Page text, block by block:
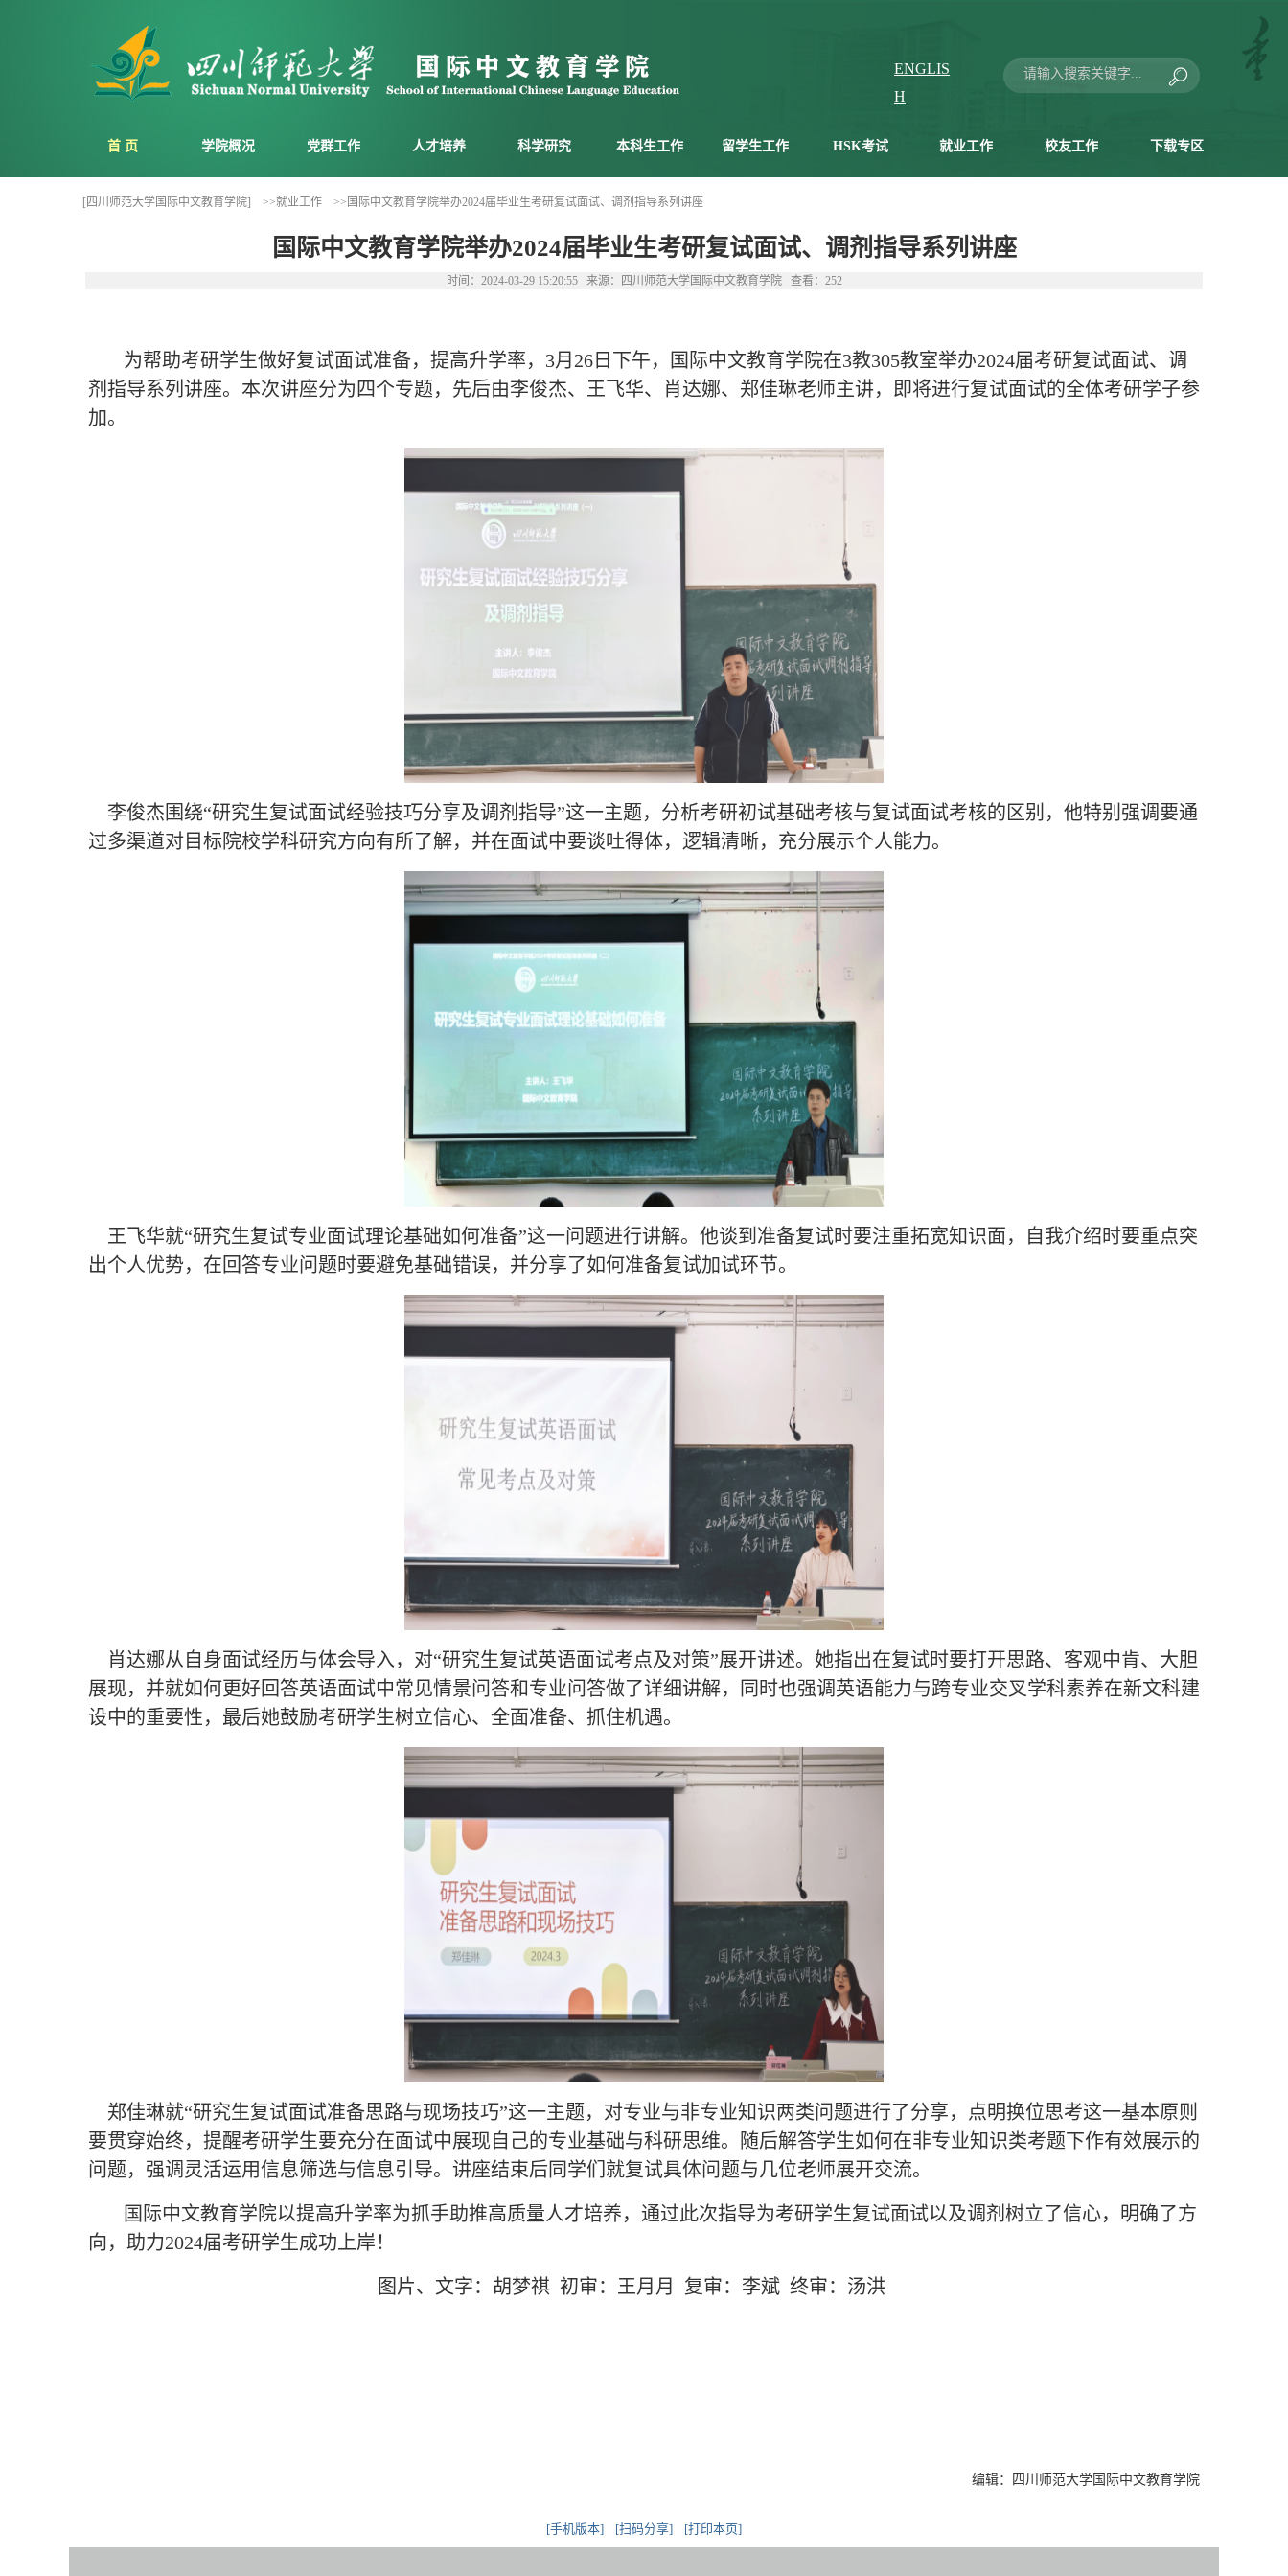
首 页 学院概况 党群工作 人才培养 科学研究 本科生工作 留学生工作 HSK考试 就业工作 校友工作 下载专区
ENGLIS
H
[四川师范大学国际中文教育学院] >>就业工作 >>国际中文教育学院举办2024届毕业生考研复试面试、调剂指导系列讲座
国际中文教育学院举办2024届毕业生考研复试面试、调剂指导系列讲座
时间：2024-03-29 15:20:55 来源：四川师范大学国际中文教育学院 查看： 252
为帮助考研学生做好复试面试准备，提高升学率，3月26日下午，国际中文教育学院在3教305教室举办2024届考研复试面试、调
剂指导系列讲座。本次讲座分为四个专题，先后由李俊杰、王飞华、肖达娜、郑佳琳老师主讲，即将进行复试面试的全体考研学子参
加。
李俊杰围绕“研究生复试面试经验技巧分享及调剂指导”这一主题，分析考研初试基础考核与复试面试考核的区别，他特别强调要通
过多渠道对目标院校学科研究方向有所了解，并在面试中要谈吐得体，逻辑清晰，充分展示个人能力。
王飞华就“研究生复试专业面试理论基础如何准备”这一问题进行讲解。他谈到准备复试时要注重拓宽知识面，自我介绍时要重点突
出个人优势，在回答专业问题时要避免基础错误，并分享了如何准备复试加试环节。
肖达娜从自身面试经历与体会导入，对“研究生复试英语面试考点及对策”展开讲述。她指出在复试时要打开思路、客观中肯、大胆
展现，并就如何更好回答英语面试中常见情景问答和专业问答做了详细讲解，同时也强调英语能力与跨专业交叉学科素养在新文科建
设中的重要性，最后她鼓励考研学生树立信心、全面准备、抓住机遇。
郑佳琳就“研究生复试面试准备思路与现场技巧”这一主题，对专业与非专业知识两类问题进行了分享，点明换位思考这一基本原则
要贯穿始终，提醒考研学生要充分在面试中展现自己的专业基础与科研思维。随后解答学生如何在非专业知识类考题下作有效展示的
问题，强调灵活运用信息筛选与信息引导。讲座结束后同学们就复试具体问题与几位老师展开交流。
国际中文教育学院以提高升学率为抓手助推高质量人才培养，通过此次指导为考研学生复试面试以及调剂树立了信心，明确了方
向，助力2024届考研学生成功上岸！
图片、文字：胡梦祺 初审：王月月 复审：李斌 终审：汤洪
编辑：四川师范大学国际中文教育学院
[手机版本] [扫码分享] [打印本页]